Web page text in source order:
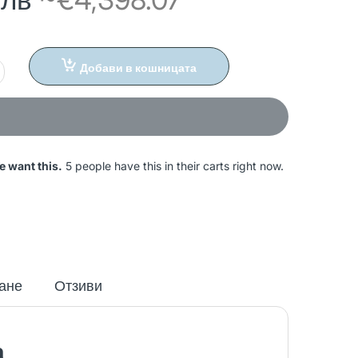
Добави в кошницата
want this. 5 people have this in their carts right now.
Отзиви